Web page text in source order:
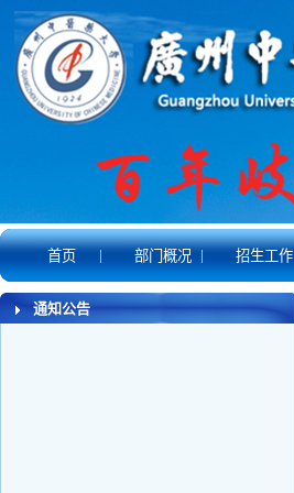
首页 | 部门概况 | 招生工作
通知公告